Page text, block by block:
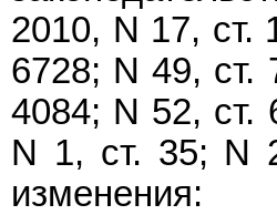
2010, N 17, ст.
6728; N 49, ст.
4084; N 52, ст.
N 1, ст. 35; N
изменения: